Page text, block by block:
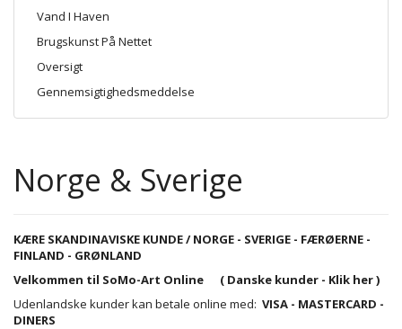
Vand I Haven
Brugskunst På Nettet
Oversigt
Gennemsigtighedsmeddelse
Norge & Sverige
KÆRE SKANDINAVISKE KUNDE / NORGE - SVERIGE - FÆRØERNE -
FINLAND - GRØNLAND
Velkommen til SoMo-Art Online ( Danske kunder - Klik her)
Udenlandske kunder kan betale online med: VISA - MASTERCARD -
DINERS